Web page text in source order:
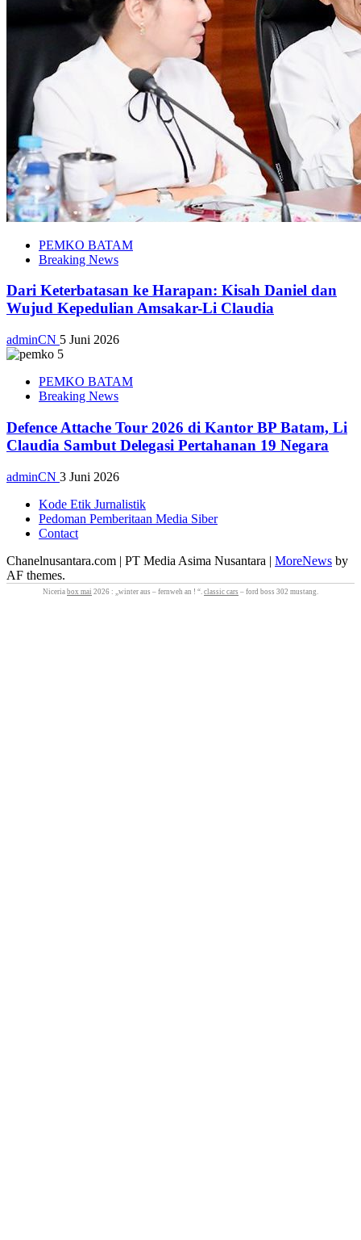
PEMKO BATAM
Breaking News
Dari Keterbatasan ke Harapan: Kisah Daniel dan
Wujud Kepedulian Amsakar-Li Claudia
adminCN 5 Juni 2026
PEMKO BATAM
Breaking News
Defence Attache Tour 2026 di Kantor BP Batam, Li
Claudia Sambut Delegasi Pertahanan 19 Negara
adminCN 3 Juni 2026
Kode Etik Jurnalistik
Pedoman Pemberitaan Media Siber
Contact
Chanelnusantara.com | PT Media Asima Nusantara | MoreNews by
AF themes.
Niceria box mai 2026 : „winter aus – fernweh an ! “. classic cars – ford boss 302 mustang.